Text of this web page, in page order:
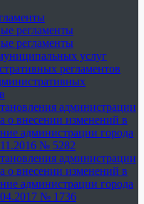
регламенты
регламенты
услуг
регламентов
администрации
о внесении изменений в
администрации города
№ 5282
администрации
о внесении изменений в
администрации города
№ 1736